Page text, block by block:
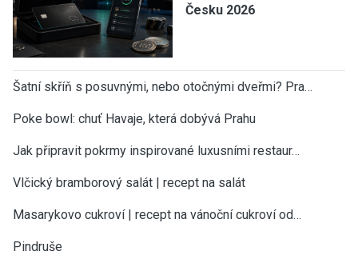
Česku 2026
Šatní skříň s posuvnými, nebo otočnými dveřmi? Pra…
Poke bowl: chuť Havaje, která dobývá Prahu
Jak připravit pokrmy inspirované luxusními restaur…
Vlčický bramborový salát | recept na salát
Masarykovo cukroví | recept na vánoční cukroví od…
Pindruše